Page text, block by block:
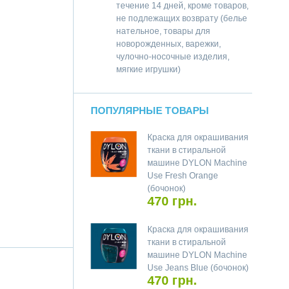
течение 14 дней, кроме товаров,
не подлежащих возврату (белье
нательное, товары для
новорожденных, варежки,
чулочно-носочные изделия,
мягкие игрушки)
ПОПУЛЯРНЫЕ ТОВАРЫ
Краска для окрашивания
ткани в стиральной
машине DYLON Machine
Use Fresh Orange
(бочонок)
470 грн.
Краска для окрашивания
ткани в стиральной
машине DYLON Machine
Use Jeans Blue (бочонок)
470 грн.